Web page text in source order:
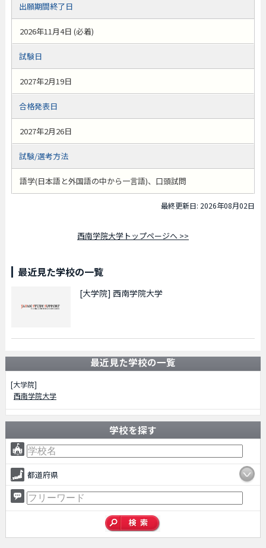
出願期間終了日
2026年11月4日 (必着)
試験日
2027年2月19日
合格発表日
2027年2月26日
試験/選考方法
語学(日本語と外国語の中から一言語)、口頭試問
最終更新日: 2026年08月02日
西南学院大学トップページへ >>
最近見た学校の一覧
[大学院] 西南学院大学
最近見た学校の一覧
[大学院]
西南学院大学
学校を探す
都道府県